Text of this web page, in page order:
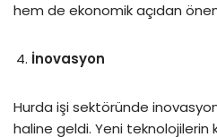
hem de ekonomik açıdan
İnovasyon
Hurda işi sektöründe
haline geldi. Yeni teknolojilerin